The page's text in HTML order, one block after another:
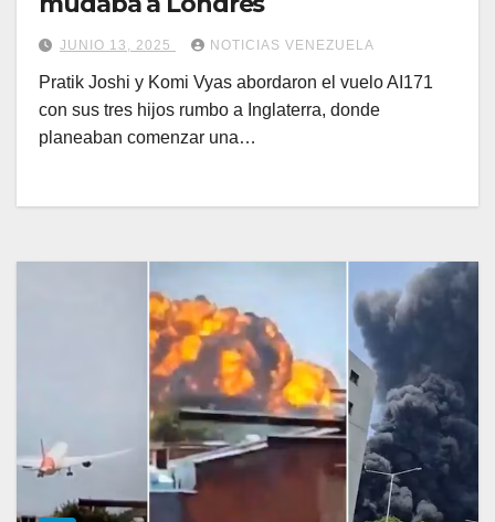
JUNIO 13, 2025 NOTICIAS VENEZUELA
Pratik Joshi y Komi Vyas abordaron el vuelo AI171
con sus tres hijos rumbo a Inglaterra, donde
planeaban comenzar una…